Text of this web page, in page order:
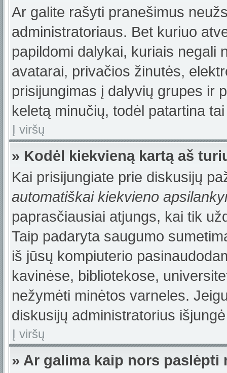
Ar galite rašyti pranešimus
administratoriaus. Bet kuriuo
papildomi dalykai, kuriais negali
avatarai, privačios žinutės,
prisijungimas į dalyvių grupes ir
keletą minučių, todėl patartina
Į viršų
» Kodėl kiekvieną kartą aš
Kai prisijungiate prie diskusijų
automatiškai kiekvieno
paprasčiausiai atjungs, kai tik
Taip padaryta saugumo
iš jūsų kompiuterio
kavinėse, bibliotekose,
nežymėti minėtos varneles.
diskusijų administratorius
Į viršų
» Ar galima kaip nors